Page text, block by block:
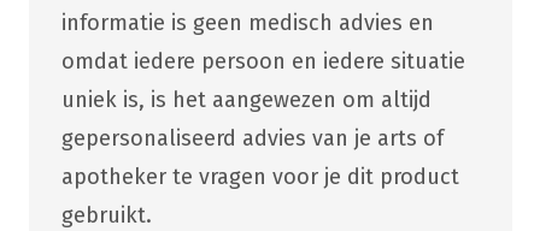
informatie is geen medisch advies en
omdat iedere persoon en iedere situatie
uniek is, is het aangewezen om altijd
gepersonaliseerd advies van je arts of
apotheker te vragen voor je dit product
gebruikt.